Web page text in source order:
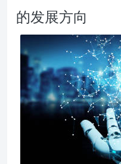
的发展方向